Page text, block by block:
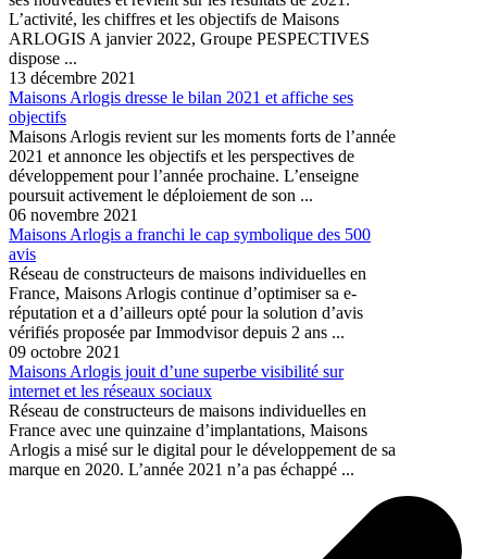
L’activité, les chiffres et les objectifs de Maisons
ARLOGIS A janvier 2022, Groupe PESPECTIVES
dispose ...
13 décembre 2021
Maisons Arlogis dresse le bilan 2021 et affiche ses
objectifs
Maisons Arlogis revient sur les moments forts de l’année
2021 et annonce les objectifs et les perspectives de
développement pour l’année prochaine. L’enseigne
poursuit activement le déploiement de son ...
06 novembre 2021
Maisons Arlogis a franchi le cap symbolique des 500
avis
Réseau de constructeurs de maisons individuelles en
France, Maisons Arlogis continue d’optimiser sa e-
réputation et a d’ailleurs opté pour la solution d’avis
vérifiés proposée par Immodvisor depuis 2 ans ...
09 octobre 2021
Maisons Arlogis jouit d’une superbe visibilité sur
internet et les réseaux sociaux
Réseau de constructeurs de maisons individuelles en
France avec une quinzaine d’implantations, Maisons
Arlogis a misé sur le digital pour le développement de sa
marque en 2020. L’année 2021 n’a pas échappé ...